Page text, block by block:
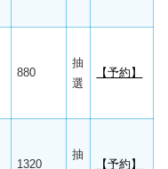
880
抽
選
【予約】
1320
抽
【予約】